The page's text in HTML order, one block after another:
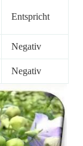
Entspricht
Negativ
Negativ